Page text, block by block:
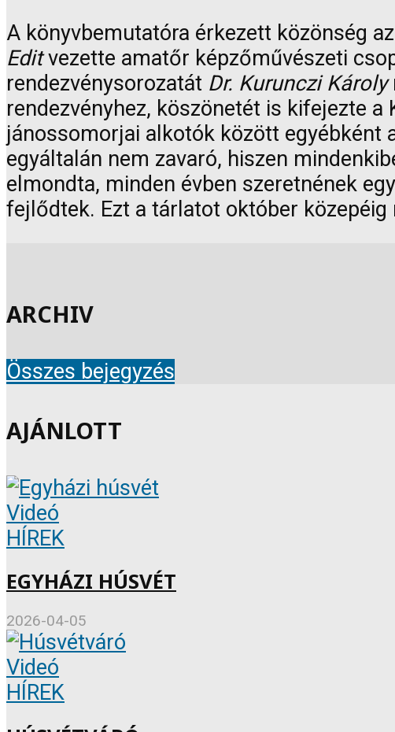
A könyvbemutatóra érkezett közönség
Editvezette amatőr képzőművészeti
rendezvénysorozatát Dr. Kurunczi Károly
rendezvényhez, köszönetét is kifejezte
jánossomorjai alkotók között egyébként
egyáltalán nem zavaró, hiszen
elmondta, minden évben szeretnének
fejlődtek. Ezt a tárlatot október közepéig
ARCHIV
Összes bejegyzés
AJÁNLOTT
Videó
HÍREK
EGYHÁZI HÚSVÉT
2026-04-05
Videó
HÍREK